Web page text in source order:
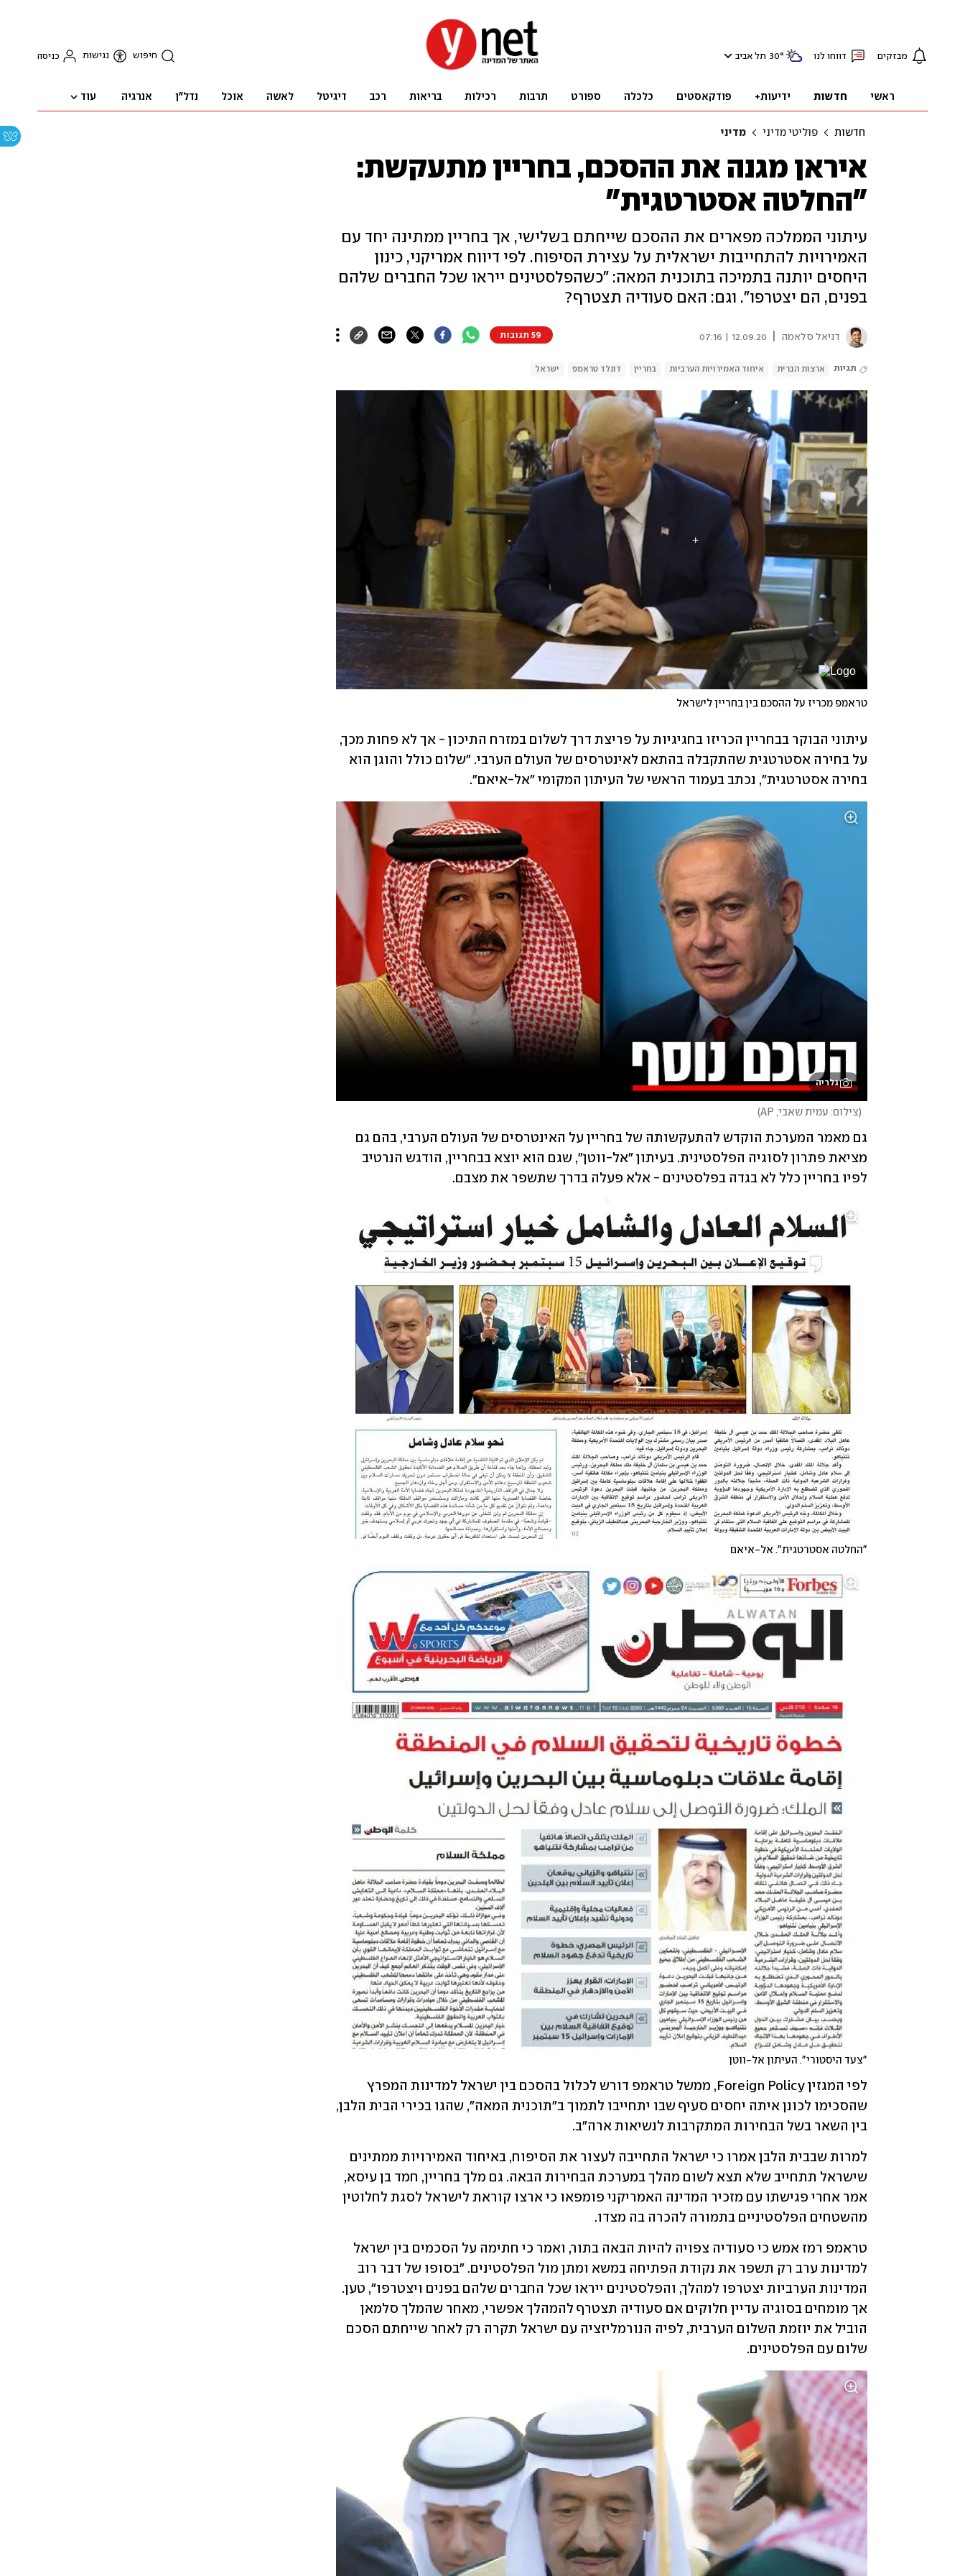
מבזקים דווחו לנו 30° תל אביב חיפוש נגישות כניסה
ראשי חדשות ידיעות+ פודקאסטים כלכלה ספורט תרבות רכילות בריאות רכב דיגיטל לאשה אוכל נדל"ן אנרגיה עוד
חדשות פוליטי מדיני מדיני
איראן מגנה את ההסכם, בחריין מתעקשת:
"החלטה אסטרטגית"
עיתוני הממלכה מפארים את ההסכם שייחתם בשלישי, אך בחריין ממתינה יחד עם
האמירויות להתחייבות ישראלית על עצירת הסיפוח. לפי דיווח אמריקני, כינון
היחסים יותנה בתמיכה בתוכנית המאה: "כשהפלסטינים ייראו שכל החברים שלהם
בפנים, הם יצטרפו". וגם: האם סעודיה תצטרף?
דניאל סלאמה 12.09.20 | 07:16 59 תגובות
תגיות ארצות הברית איחוד האמירויות הערביות בחריין דונלד טראמפ ישראל
טראמפ מכריז על ההסכם בין בחריין לישראל
בחירה אסטרטגית", נכתב בעמוד הראשי של העיתון המקומי "אל-איאם".
גלריה
(צילום: עמית שאבי, AP )
לפיו בחריין כלל לא בגדה בפלסטינים - אלא פעלה בדרך שתשפר את מצבם.
"החלטה אסטרטגית". אל-איאם
"צעד היסטורי". העיתון אל-ווטן
בין השאר בשל הבחירות המתקרבות לנשיאות ארה"ב.
מהשטחים הפלסטיניים בתמורה להכרה בה מצדו.
שלום עם הפלסטינים.